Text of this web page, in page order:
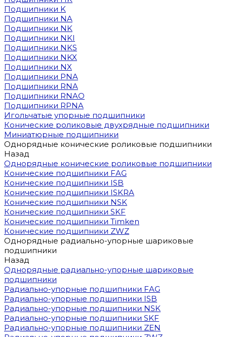
Подшипники K
Подшипники NA
Подшипники NK
Подшипники NKI
Подшипники NKS
Подшипники NKX
Подшипники NX
Подшипники PNA
Подшипники RNA
Подшипники RNAO
Подшипники RPNA
Игольчатые упорные подшипники
Конические роликовые двухрядные подшипники
Миниатюрные подшипники
Однорядные конические роликовые подшипники
Назад
Однорядные конические роликовые подшипники
Конические подшипники FAG
Конические подшипники ISB
Конические подшипники ISKRA
Конические подшипники NSK
Конические подшипники SKF
Конические подшипники Timken
Конические подшипники ZWZ
Однорядные радиально-упорные шариковые
подшипники
Назад
Однорядные радиально-упорные шариковые
подшипники
Радиально-упорные подшипники FAG
Радиально-упорные подшипники ISB
Радиально-упорные подшипники NSK
Радиально-упорные подшипники SKF
Радиально-упорные подшипники ZEN